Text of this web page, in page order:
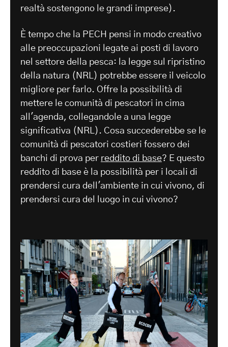
realtà sostengono le grandi imprese).
È tempo che la PECH pensi in modo creativo
alle preoccupazioni legate ai posti di lavoro
nel settore della pesca: la legge sul ripristino
della natura (NRL) potrebbe essere il veicolo
migliore per farlo. Offre la possibilità di
mettere le comunità di pescatori in cima
all'agenda, collegandole a una legge
significativa (NRL). Cosa succederebbe se le
comunità di pescatori costieri fossero dei
banchi di prova per reddito di base? E questo
reddito di base è la possibilità per i locali di
prendersi cura dell'ambiente in cui vivono, di
prendersi cura del luogo in cui vivono?